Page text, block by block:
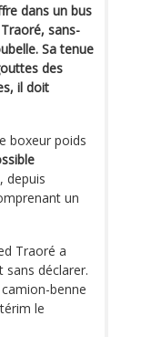
dans un bus
sans-
Sa tenue
des
il doit
boxeur poids
depuis
un
Traoré a
déclarer.
benne
le